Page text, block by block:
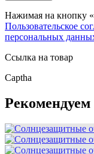
Нажимая на кнопку
Пользовательское
персональных
Ссылка на товар
Captha
Рекомендуем